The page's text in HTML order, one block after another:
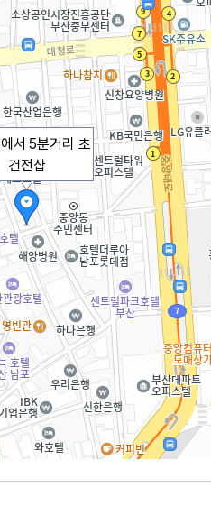
서 5분거리 초
건전샵